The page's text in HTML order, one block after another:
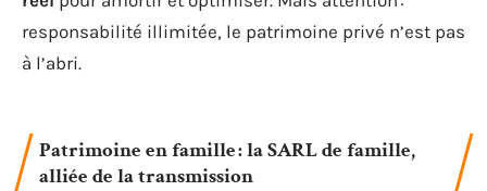
responsabilité illimitée, le patrimoine privé n’est pas
à l’abri.
Patrimoine en famille : la SARL de famille,
alliée de la transmission